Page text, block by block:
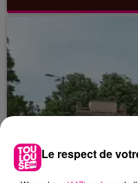
Le respect de